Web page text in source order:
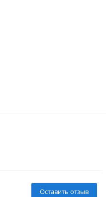
Оставить отзыв